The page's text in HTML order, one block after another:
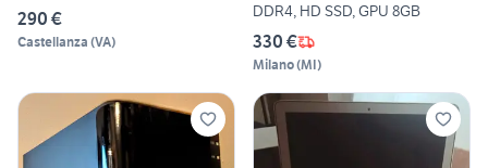
290 €
Castellanza (VA)
DDR4, HD SSD, GPU 8GB
330 €
Milano(MI)